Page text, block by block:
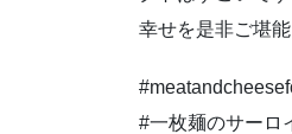
幸せを是非ご堪能
#一枚麺のサーロ